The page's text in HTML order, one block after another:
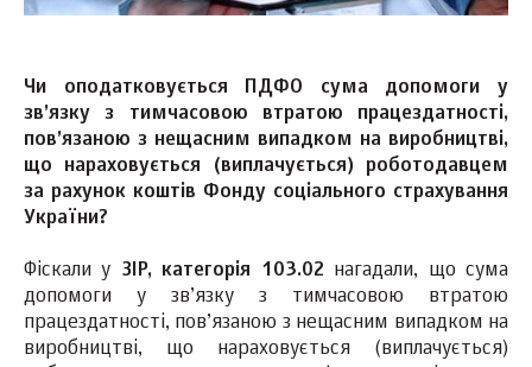
Чи оподатковується ПДФО сума допомоги у
зв’язку з тимчасовою втратою працездатності,
пов’язаною з нещасним випадком на виробництві,
що нараховується (виплачується) роботодавцем
за рахунок коштів Фонду соціального страхування
України?
Фіскали у ЗІР, категорія 103.02 нагадали, що сума
допомоги у зв’язку з тимчасовою втратою
працездатності, пов’язаною з нещасним випадком на
виробництві, що нараховується (виплачується)